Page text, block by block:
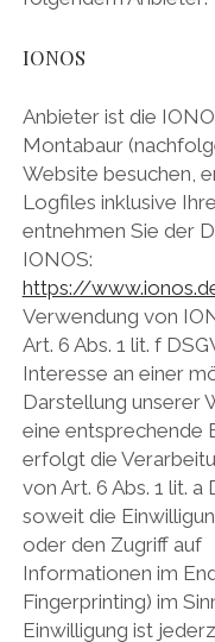
IONOS
Anbieter ist die
Montabaur
Website besuchen,
Logfiles inklusive
entnehmen Sie der
IONOS:
https://
Verwendung von
Art. 6 Abs. 1 lit. f
Interesse an einer
Darstellung unserer
eine entsprechende
erfolgt die
von Art. 6 Abs. 1 lit. a
soweit die
oder den Zugriff auf
Informationen im
Fingerprinting) im
Einwilligung ist